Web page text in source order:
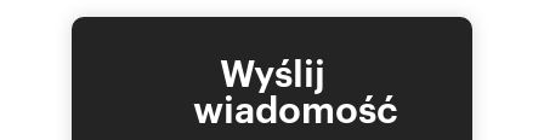
Wyślij
wiadomość